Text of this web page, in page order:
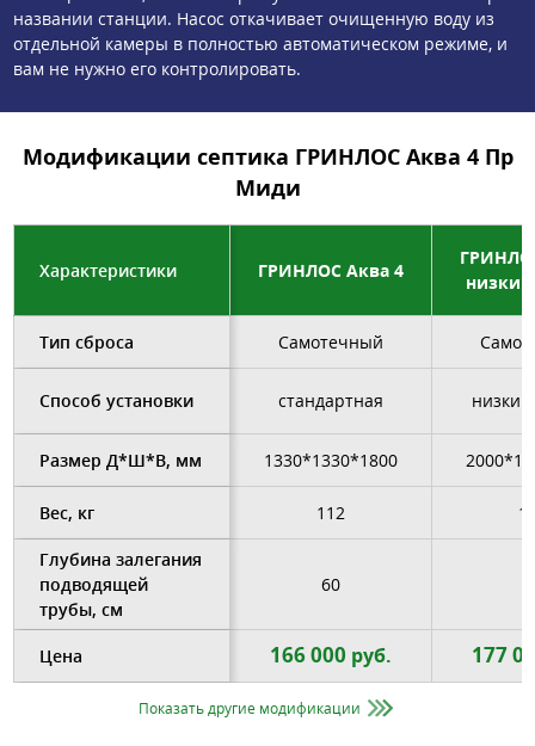
названии станции. Насос откачивает очищенную воду из
отдельной камеры в полностью автоматическом режиме, и
вам не нужно его контролировать.
Модификации септика ГРИНЛОС Аква 4 Пр
Миди
Характеристики ГРИНЛОС Аква 4
низкий
Тип сброса Самотечный
Способ установки стандартная низкий
Размер Д*Ш*В, мм 1330*1330*1800
Вес, кг 112
Глубина залегания
подводящей
трубы, см
60
Цена 166 000 руб. 177
Показать другие модификации